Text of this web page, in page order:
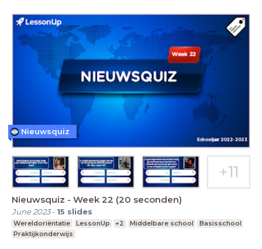
Nieuwsquiz - Week 22 (20 seconden)
June 2023- 15 slides
Wereldoriëntatie LessonUp +2 Middelbare school
Basisschool
Praktijkonderwijs
Nieuwsquiz